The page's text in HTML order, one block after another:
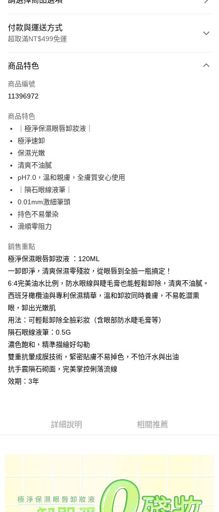
付款與運送方式
超取滿NT$499免運
信用卡一次付款
超商取貨付款
Apple Pay
悠遊付
Google Pay
大哥付你分期
相關說明
【大哥付你分期使用說明】
1.本服務由台灣大哥大提供，台灣大哥大用戶可立即使用無須另外申請。
流程，驗證手機門號後，選擇欲分期的期數、繳款截止日，確認付款後即完
3.實際核准額度、可分期數及費用金額請依後續交易確認頁面所載為準。
4.訂單成立30分鐘內，如未前往確認交易或遇審核未通過，訂單將自動取
法說明評估內容。
【繳款方式說明】
1.分期款項不併入電信帳單，「大哥付你分期」於每月結算日後寄送繳費提
醒簡訊。
2.透過簡訊連結打開帳單後，可選擇「超商條碼／台灣大直營門市／銀行轉
帳／街口支付／iPASS MONEY」等通路繳費。
【注意事項】
1.本服務係由「台灣大哥大股份有限公司」（以下簡稱本公司）所提供，讓
用戶於交易時，得透過本服務購買商品或服務，並由商店將買賣／分期付款
買賣價金債權讓與本公司後，依約使用本公司帳單繳交帳款。
2.基於同意付款使用「大哥付你分期」之契約關係目的，商店將以您的個人
資料（包含姓名、電話或地址）提供予台灣大哥大進項蒐集、處理及利用，
AFTEE先享後付
相關說明
AFTEE先享後付是「在收到商品之後才付款」的支付方式。 讓您購物簡單
便利好安心！
１．簡單：不需註冊會員、不需綁卡、不需儲值。
２．便利：只要手機號碼，簡訊認證，即可結帳。
【「AFTEE先享後付」結帳流程】
１．於結帳方式選擇「AFTEE先享後付」後，將跳轉至「AFTEE先享後付」
結帳頁面，進行簡訊認證並確認金額後，即可完成結帳。
２．訂單成立數日內，您將收到繳費通知簡訊。
３．收到繳費通知簡訊後14天內，點擊此簡訊中的連結，可透過四大超商／
ATM／網路銀行／等多元方式進行付款，方視為交易完成。
※ 請注意：結帳手續完成當下不需立刻繳費，但若您需要取消訂單，請聯絡
購買商品的店家。未經商家同意取消之訂單仍視為有效，需透過AFTEE先享
後付繳納相關費用。
是否繳費成功／繳費後需取消欲退款等相關疑問，請聯繫「AFTEE先享後付
１．透過由恩沛科技股份有限公司提供之「AFTEE先享後付」服務完成之交
易，需依本服務之必要範圍內提供個人資料，並將交易相關給付款項請求債
https://aftee.tw/terms/#terms3
４．使用「AFTEE先享後付」時，將依據個別帳號之用戶狀況，依本公司即
時審查核予不同之上限額度；若仍有額度不足之情形，本公司將視審查結果
請求用戶進行身份認證。
貨到付款
運送方式
全家付款取貨
每筆NT$80，滿NT$499(含以上)免運費
付款後全家取貨
每筆NT$80，滿NT$699(含以上)免運費
萊爾富-取貨付款
付款後7-11取貨
每筆NT$80，滿NT$699(含以上)免運費
商品特色
商品編號
11396972
商品特色
｜極淨保濕眼唇卸妝液｜
極淨速卸
保濕光嫩
清爽不油膩
pH7.0，溫和親膚，全膚質安心使用
｜隕石眼線液筆｜
0.01mm激細筆頭
持色不易暈染
滑順零阻力
銷售重點
極淨保濕眼唇卸妝液 ：120ML
一卸即淨，清爽保濕零殘妝，從眼唇到全臉一瓶搞定！
6:4完美油水比例，防水眼線與睫毛膏也能輕鬆卸除，清爽不油膩。
西班牙橄欖油與專利保濕精華，溫和卸妝同時養膚，不易乾澀熏
眼，卸出光嫩肌
用法：可輕鬆卸除全臉彩妝（含眼部防水睫毛膏等）
隕石眼線液筆：0.5G
濃色飽和，精準描繪好勾勒
雙重抗暈成膜技術，緊密貼膚不易掉色，不怕汗水與出油
抗手震隕石砌面，完美掌控俐落流線
效期：3年
詳細說明 相關推薦